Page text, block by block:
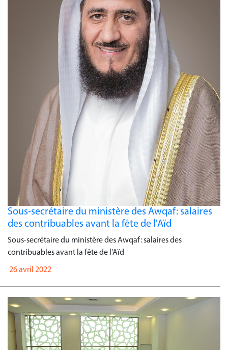
Sous-secrétaire du ministère des Awqaf: salaires
des contribuables avant la fête de l'Aïd
Sous-secrétaire du ministère des Awqaf: salaires des
contribuables avant la fête de l'Aïd
26 avril 2022